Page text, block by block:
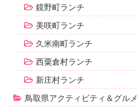
鏡野町ランチ
美咲町ランチ
久米南町ランチ
西粟倉村ランチ
新庄村ランチ
鳥取県アクティビティ＆グルメ